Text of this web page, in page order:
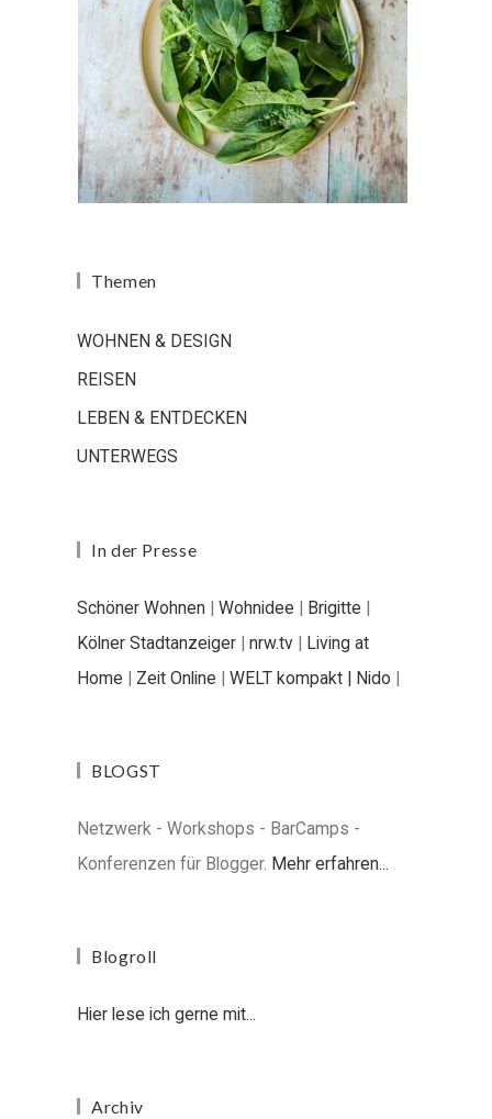
Themen
WOHNEN & DESIGN
REISEN
LEBEN & ENTDECKEN
UNTERWEGS
In der Presse
Schöner Wohnen Wohnidee Brigitte
Kölner Stadtanzeiger
nrw.tv
Living at
Home
Zeit Online WELT kompakt | Nido
BLOGST
Netzwerk - Workshops - BarCamps -
Konferenzen für Blogger. Mehr erfahren...
Blogroll
Hier lese ich gerne mit...
Archiv